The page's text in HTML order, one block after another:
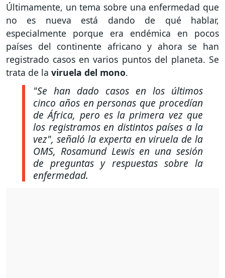
Últimamente, un tema sobre una enfermedad que
no es nueva está dando de qué hablar,
especialmente porque era endémica en pocos
países del continente africano y ahora se han
registrado casos en varios puntos del planeta. Se
trata de la viruela del mono.
"Se han dado casos en los últimos
cinco años en personas que procedían
de África, pero es la primera vez que
los registramos en distintos países a la
vez", señaló la experta en viruela de la
OMS, Rosamund Lewis en una sesión
de preguntas y respuestas sobre la
enfermedad.